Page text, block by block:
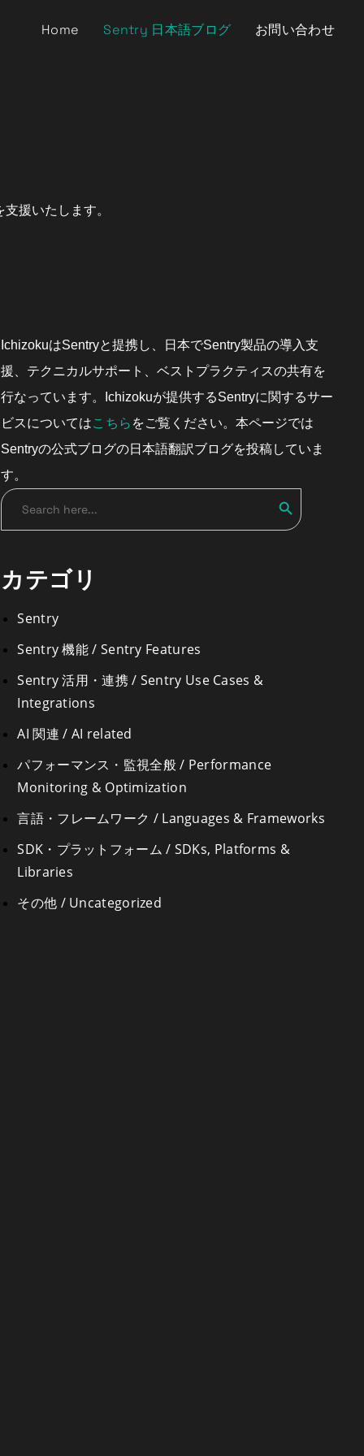
Home Sentry 日本語ブログ お問い合わせ
援いたします。
IchizokuはSentryと提携し、日本でSentry製品の導入支
援、テクニカルサポート、ベストプラクティスの共有を
行なっています。Ichizokuが提供するSentryに関するサー
ビスについてはこちら をご覧ください。本ページでは
Sentryの公式ブログの日本語翻訳ブログを投稿していま
す。
Search
for:
Search
カテゴリ
AI 関連 / AI related
SDK・プラットフォーム / SDKs, Platforms &
Libraries
Sentry
Sentry 機能 / Sentry Features
Sentry 活用・連携 / Sentry Use Cases &
Integrations
その他 / Uncategorized
パフォーマンス・監視全般 / Performance
Monitoring & Optimization
言語・フレームワーク / Languages & Frameworks